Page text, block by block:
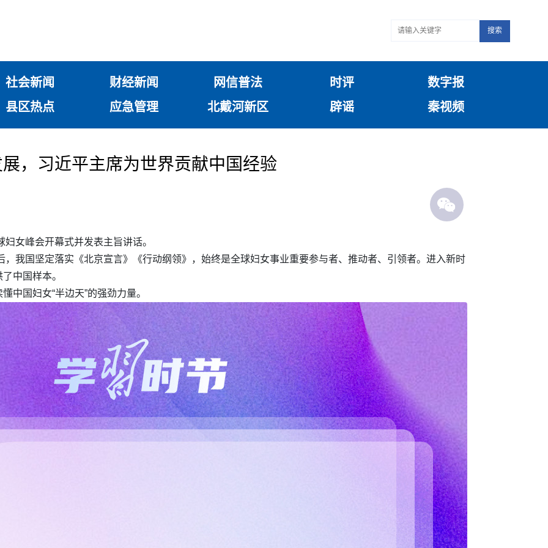
搜索
社会新闻 财经新闻 网信普法 时评
数字报
县区热点
应急管理 北戴河新区 辟谣 秦视频
，习近平主席为世界贡献中国经验
女峰会开幕式并发表主旨讲话。
我国坚定落实《北京宣言》《行动纲领》，始终是全球妇女事业重要参与者、推动者、引领者。进入新时
中国样本。
中国妇女“半边天”的强劲力量。